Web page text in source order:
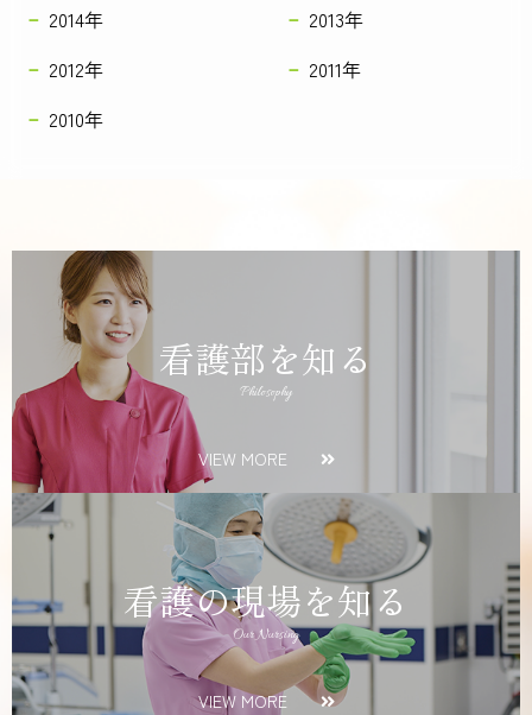
2014年
2013年
2012年
2011年
2010年
看護部を知る
Philosophy
VIEW MORE
看護の現場を知る
Our Nursing
VIEW MORE